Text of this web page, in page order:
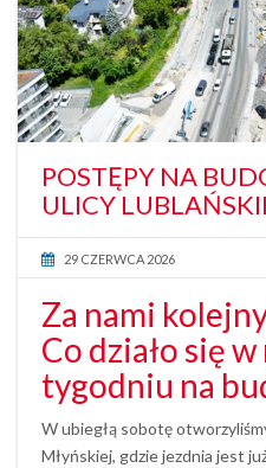
POSTĘPY NA
ULICY
29 CZERWCA 2026
Za nami
Co działo się
tygodniu na
W ubiegłą sobotę
Młyńskiej, gdzie jezdnia jest